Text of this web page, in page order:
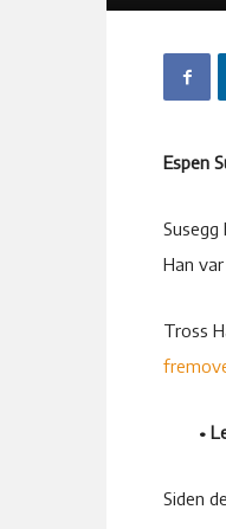
Espen
Han
Tross
•
Siden